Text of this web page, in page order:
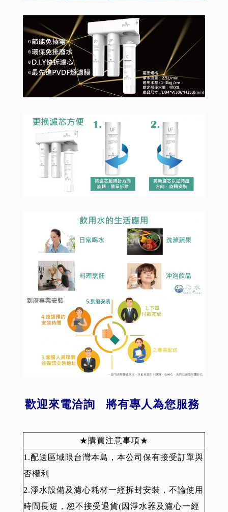
歡迎來電洽詢 將有專人為您服務
★購買注意事項★
1.配送區域限台灣本島，本公司保有接受訂單與
否權利
2.淨水設備及濾心耗材一經拆封安裝，不論使用
時間長短，恕不接受退貨(因淨水器及濾心一經